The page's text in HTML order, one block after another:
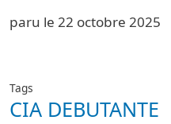
paru le 22 octobre 2025
Tags
CIA DEBUTANTE